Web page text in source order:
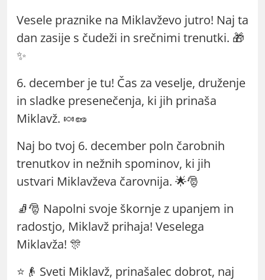
Vesele praznike na Miklavževo jutro! Naj ta
dan zasije s čudeži in srečnimi trenutki. 🎁
✨
6. december je tu! Čas za veselje, druženje
in sladke presenečenja, ki jih prinaša
Miklavž. 🍬🥜
Naj bo tvoj 6. december poln čarobnih
trenutkov in nežnih spominov, ki jih
ustvari Miklavževa čarovnija. 🌟🎅
🧦🎅 Napolni svoje škornje z upanjem in
radostjo, Miklavž prihaja! Veselega
Miklavža! 🎊
⭐👴 Sveti Miklavž, prinašalec dobrot, naj